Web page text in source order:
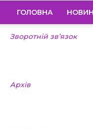
ГОЛОВНА
Зворотній зв’язок
Архів